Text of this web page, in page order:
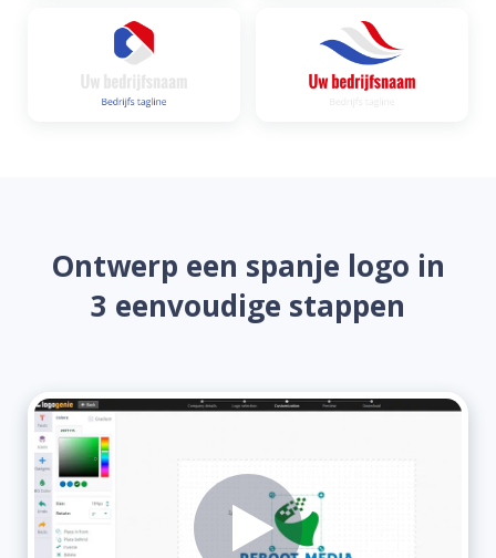
Ontwerp een spanje logo in
3 eenvoudige stappen